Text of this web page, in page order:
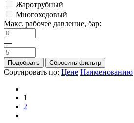
Жаротрубный
Многоходовый
Макс. рабочее давление, бар:
—
Сортировать по: Цене Наименованию
1
2